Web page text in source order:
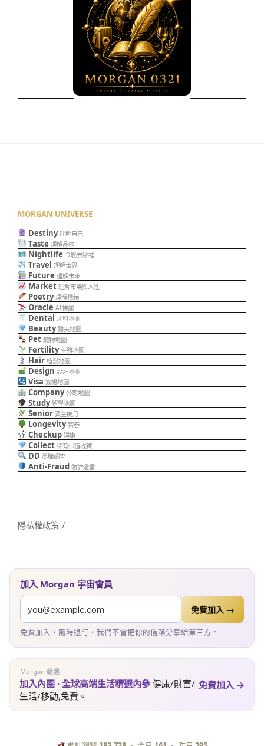
MORGAN UNIVERSE
Destiny 理解自己
Taste 理解品味
Nightlife 今晚去哪裡
Travel 理解世界
Future 理解未來
Market 理解市場與人性
Poetry 理解情緒
Oracle AI神諭
Dental 牙科地圖
Beauty 醫美地圖
Pet 寵物地圖
Fertility 生殖地圖
Hair 植髮地圖
Design 設計地圖
Visa 簽證地圖
Company 公司地圖
Study 留學地圖
Senior 黃金歲月
Longevity 常春
Checkup 璞康
Collect 稀有保值收藏
DD 盡職調查
Anti-Fraud 防詐避雷
隱私權政策
加入 Morgan 宇宙會員
免費加入 →
免費加入・隨時退訂・我們不會把你的信箱分享給第三方。
Morgan 嚴選
加入內圈 · 全球高端生活精選內參健康/財富/
生活/移動,免費。
免費加入 →